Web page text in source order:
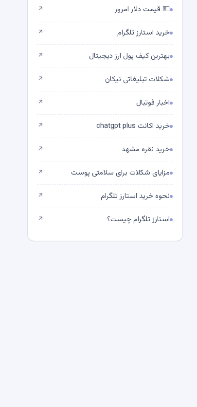
💵 قیمت دلار امروز ↗
خرید استارز تلگرام ↗
بهترین کیف پول ارز دیجیتال ↗
شکلات تبلیغاتی نیکان ↗
اخبار فوتبال ↗
خرید اکانت chatgpt plus ↗
خرید نقره مشهد ↗
مزایای شکلات برای سلامتی پوست ↗
نحوه خرید استارز تلگرام ↗
استارز تلگرام چیست؟ ↗